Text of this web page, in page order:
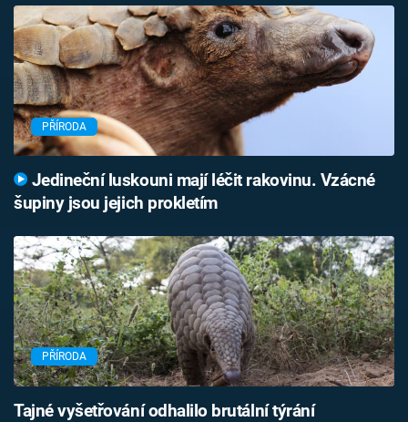
Přihlášení
Sledujte nás
PŘÍRODA
Jedineční luskouni mají léčit rakovinu. Vzácné
šupiny jsou jejich prokletím
PŘÍRODA
Tajné vyšetřování odhalilo brutální týrání